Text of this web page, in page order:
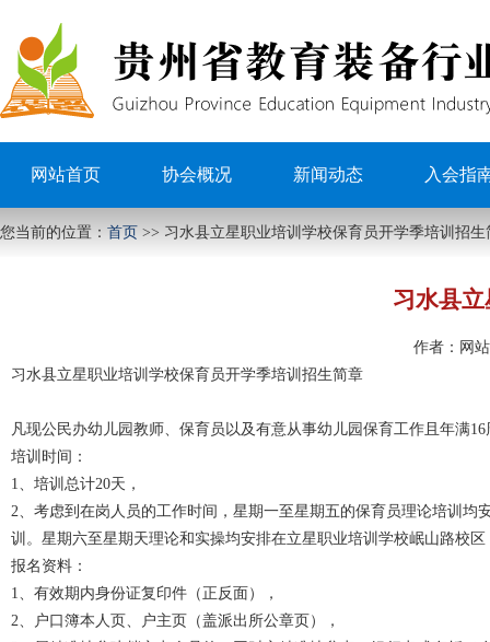
网站首页 协会概况 新闻动态 入会指
您当前的位置： 首页 >> 习水县立星职业培训学校保育员开学季培训招生
习水县
作者： 网
习水县立星职业培训学校保育员开学季培训招生简章
凡现公民办幼儿园教师、保育员以及有意从事幼儿园保育工作且年满
培训时间：
1、培训总计20天，
2、考虑到在岗人员的工作时间，星期一至星期五的保育员理论培训均
训。星期六至星期天理论和实操均安排在立星职业培训学校岷山路校区
报名资料：
1、有效期内身份证复印件（正反面），
2、户口簿本人页、户主页（盖派出所公章页），